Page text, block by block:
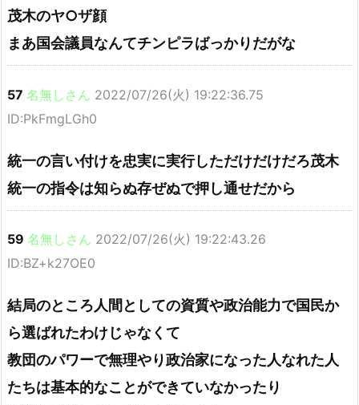
茂木のヤ○ザ顔
まあ国会議員なんてチンピラばっかりだがな
57 名無しさん 2022/07/26(火) 19:22:36.75
ID:PkFmgLGh0
統一の言い付けを忠実に実行しただけだけだろ茂木
統一の指令は知らぬ存ぜぬで押し通せだから
59 名無しさん 2022/07/26(火) 19:22:43.26
ID:BZ+k27OE0
結局のところ人間としての資質や政治能力で国民か
ら選ばれたわけじゃなくて
教団のパワーで無理やり政治家になった人なれた人
たちは基本的なことができていなかったり